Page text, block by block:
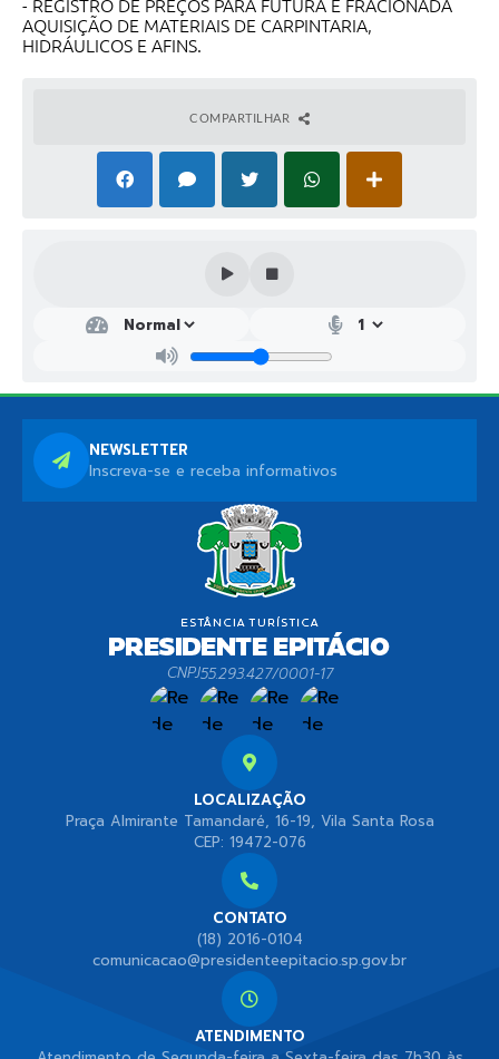
- REGISTRO DE PREÇOS PARA FUTURA E FRACIONADA
AQUISIÇÃO DE MATERIAIS DE CARPINTARIA,
HIDRÁULICOS E AFINS.
COMPARTILHAR
LOCALIZAÇÃO
Praça Almirante Tamandaré, 16-19, Vila Santa Rosa
CEP: 19472-076
CONTATO
(18) 2016-0104
comunicacao@presidenteepitacio.sp.gov.br
ATENDIMENTO
CNPJ55.293.427/0001-17
NEWSLETTER
Inscreva-se e receba informativos